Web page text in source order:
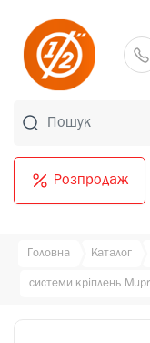
Розпродаж
Головна Каталог
системи кріплень